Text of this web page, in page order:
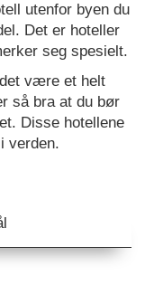
utenfor byen du
Det er hoteller
seg spesielt.
være et helt
så bra at du bør
Disse hotellene
verden.